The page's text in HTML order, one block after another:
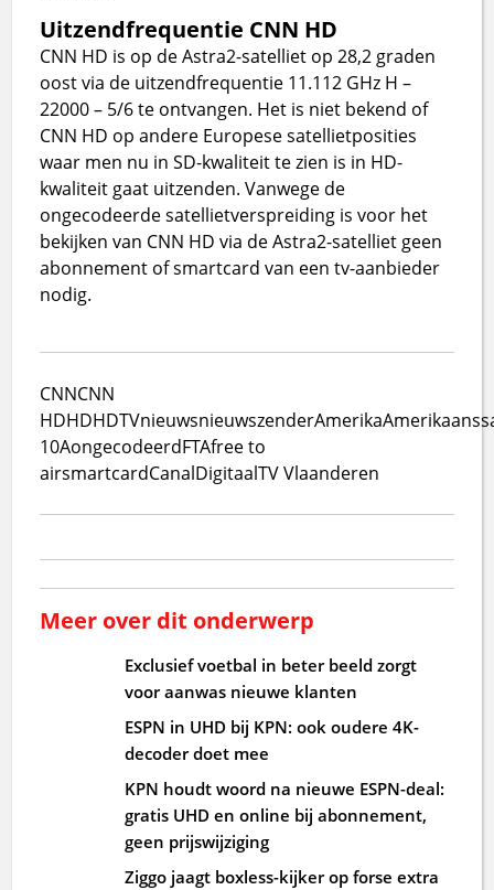
Uitzendfrequentie CNN HD
CNN HD is op de Astra2-satelliet op 28,2 graden
oost via de uitzendfrequentie 11.112 GHz H –
22000 – 5/6 te ontvangen. Het is niet bekend of
CNN HD op andere Europese satellietposities
waar men nu in SD-kwaliteit te zien is in HD-
kwaliteit gaat uitzenden. Vanwege de
ongecodeerde satellietverspreiding is voor het
bekijken van CNN HD via de Astra2-satelliet geen
abonnement of smartcard van een tv-aanbieder
nodig.
CNNCNN
HDHDHDTVnieuwsnieuwszenderAmerikaAmerikaans
10AongecodeerdFTAfree to
airsmartcardCanalDigitaalTV Vlaanderen
Meer over dit onderwerp
Exclusief voetbal in beter beeld zorgt
voor aanwas nieuwe klanten
ESPN in UHD bij KPN: ook oudere 4K-
decoder doet mee
KPN houdt woord na nieuwe ESPN-deal:
gratis UHD en online bij abonnement,
geen prijswijziging
Ziggo jaagt boxless-kijker op forse extra